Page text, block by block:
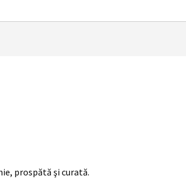
prospătă şi curată.